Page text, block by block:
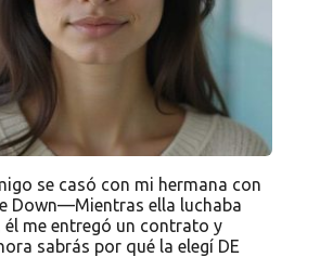
se casó con mi hermana con
Down—Mientras ella luchaba
él me entregó un contrato y
sabrás por qué la elegí DE